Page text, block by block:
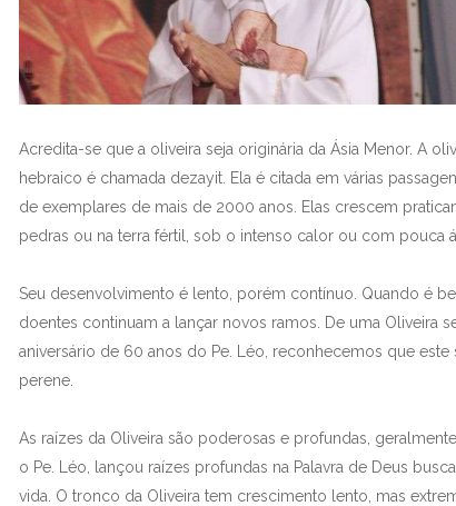
Acredita-se que a oliveira seja originária da Ásia Menor. A
hebraico é chamada dezayit. Ela é citada em várias
de exemplares de mais de 2000 anos. Elas crescem
pedras ou na terra fértil, sob o intenso calor ou com pouca
Seu desenvolvimento é lento, porém contínuo. Quando é
doentes continuam a lançar novos ramos. De uma Oliveira
aniversário de 60 anos do Pe. Léo, reconhecemos que
perene.
As raízes da Oliveira são poderosas e profundas,
o Pe. Léo, lançou raízes profundas na Palavra de Deus
vida. O tronco da Oliveira tem crescimento lento, mas